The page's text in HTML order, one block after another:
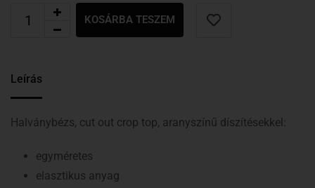
KOSÁRBA TESZEM
Leírás
Halványbézs, cut out crop top, aranyszínű díszítésekkel:
egyméretes
elasztikus anyag